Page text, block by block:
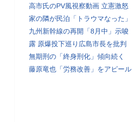
高市氏のPV風視察動画 立憲激怒
家の隣が民泊「トラウマなった」
九州新幹線の再開「8月中」示唆
露 原爆投下巡り広島市長を批判
無期刑の「終身刑化」傾向続く
藤原竜也「労務改善」をアピール